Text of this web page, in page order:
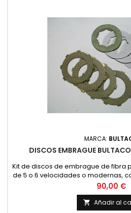
MARCA:
DISCOS EMBRAGUE
Kit de discos de embrague de fibra
de 5 o 6 velocidades o modernas,
redondeadas.
Precio
90,00 €
 Añadir al